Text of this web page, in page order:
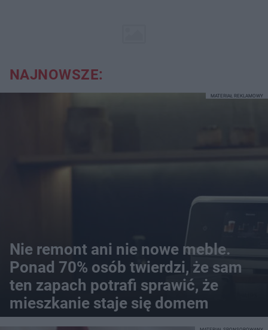
NAJNOWSZE:
Nie remont ani nie nowe meble.
Ponad 70% osób twierdzi, że sam
ten zapach potrafi sprawić, że
mieszkanie staje się domem
MATERIAŁ REKLAMOWY